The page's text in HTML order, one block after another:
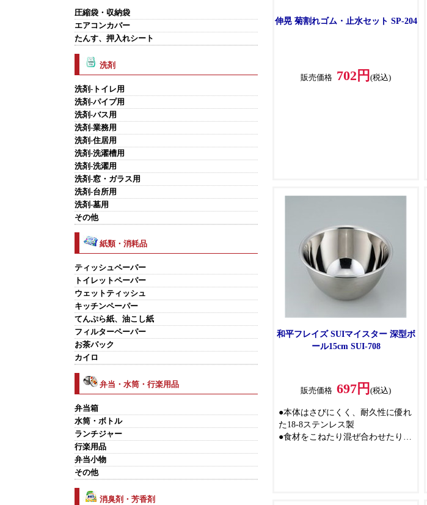
圧縮袋・収納袋
エアコンカバー
たんす、押入れシート
洗剤
洗剤-トイレ用
洗剤-パイプ用
洗剤-バス用
洗剤-業務用
洗剤-住居用
洗剤-洗濯槽用
洗剤-洗濯用
洗剤-窓・ガラス用
洗剤-台所用
洗剤-墓用
その他
紙類・消耗品
ティッシュペーパー
トイレットペーパー
ウェットティッシュ
キッチンペーパー
てんぷら紙、油こし紙
フィルターペーパー
お茶パック
カイロ
弁当・水筒・行楽用品
弁当箱
水筒・ボトル
ランチジャー
行楽用品
弁当小物
その他
消臭剤・芳香剤
伸晃 菊割れゴム・止水セット SP-204
販売価格 702円 (税込)
和平フレイズ SUIマイスター 深型ボ
ール15cm SUI-708
販売価格 697円 (税込)
●本体はさびにくく、耐久性に優れ
た18-8ステンレス製
●食材をこねたり混ぜ合わせたりし